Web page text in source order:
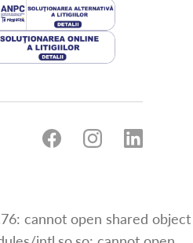
cannot open shared object